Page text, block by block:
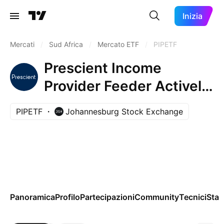
Inizia
Mercati Sud Africa Mercato ETF PIPETF
Prescient Income
Provider Feeder Actively
Managed Exchange
Traded Fund ZAR
PIPETF Johannesburg Stock Exchange
PanoramicaProfiloPartecipazioniCommunityTecnici